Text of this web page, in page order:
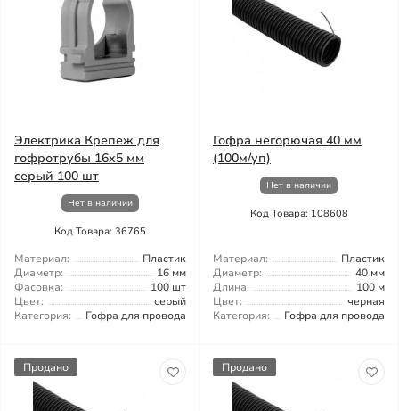
Электрика Крепеж для
гофротрубы 16x5 мм
серый 100 шт
Нет в наличии
Код Товара: 36765
Материал:
Пластик
Диаметр:
16 мм
Фасовка:
100 шт
Цвет:
серый
Категория:
Гофра для провода
Гофра негорючая 40 мм
(100м/уп)
Нет в наличии
Код Товара: 108608
Материал:
Пластик
Диаметр:
40 мм
Длина:
100 м
Цвет:
черная
Категория:
Гофра для провода
Продано Продано